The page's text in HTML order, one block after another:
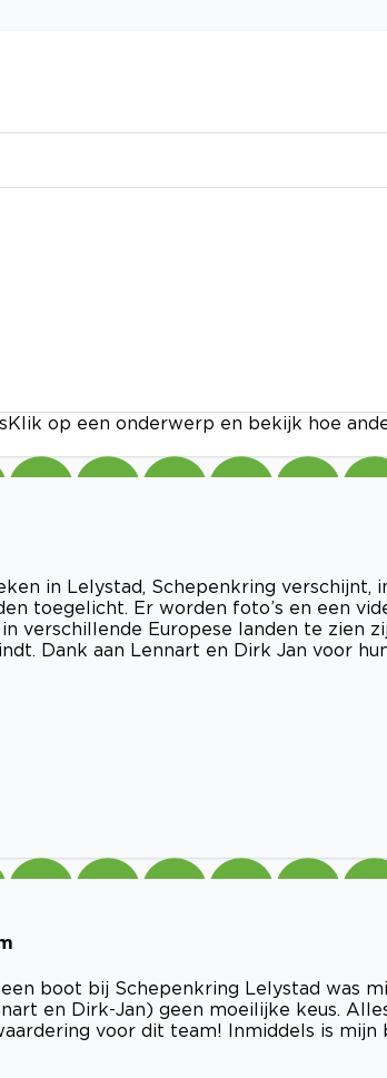
Klik op een onderwerp en bekijk hoe
in Lelystad, Schepenkring
toegelicht. Er worden foto’s en een
verschillende Europese landen te zien
Dank aan Lennart en Dirk Jan voor
boot bij Schepenkring Lelystad was
en Dirk-Jan) geen moeilijke keus.
voor dit team! Inmiddels is